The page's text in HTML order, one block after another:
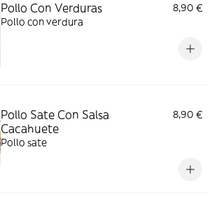
Pollo Con Verduras
8,90 €
Pollo con verdura
Pollo Sate Con Salsa
Cacahuete
8,90 €
Pollo sate